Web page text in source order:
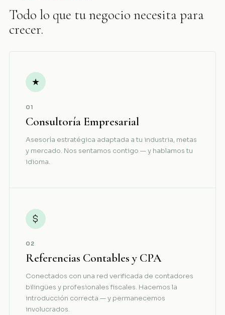
Todo lo que tu negocio necesita para
crecer.
★
01
Consultoría Empresarial
Asesoría estratégica adaptada a tu industria, metas
y mercado. Nos sentamos contigo — y hablamos tu
idioma.
$
02
Referencias Contables y CPA
Conectados con una red verificada de contadores
bilingües y profesionales fiscales. Hacemos la
introducción correcta — y permanecemos
involucrados.